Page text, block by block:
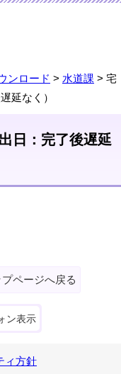
ンロード > 水道課 > 宅
延なく）
日：完了後遅延
プページへ戻る
ン表示
ィ方針